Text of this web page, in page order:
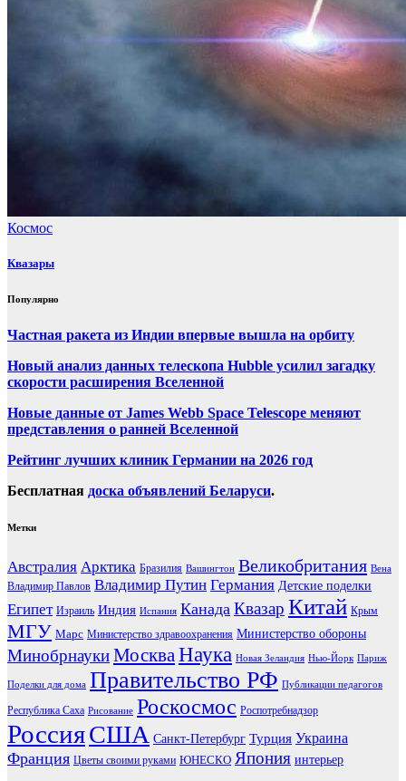
Космос
Квазары
Популярно
Частная ракета из Индии впервые вышла на орбиту
Новый анализ данных телескопа Hubble усилил загадку
скорости расширения Вселенной
Новые данные от James Webb Space Telescope меняют
представления о ранней Вселенной
Рейтинг лучших клиник Германии на 2026 год
Бесплатная доска объявлений Беларуси.
Метки
Австралия Арктика Бразилия Вашингтон Великобритания Вена
Владимир Павлов Владимир Путин Германия Детские поделки
Египет Израиль Индия Испания Канада Квазар Китай Крым
МГУ Марс Министерство здравоохранения Министерство обороны
МинобрнаукиМоскваНаука Новая Зеландия Нью-Йорк Париж
Поделки для дома Правительство РФ Публикации педагогов
Республика Саха Рисование Роскосмос Роспотребнадзор
РоссияСША Санкт-Петербург Турция Украина
Франция Цветы своими руками ЮНЕСКО Япония интерьер